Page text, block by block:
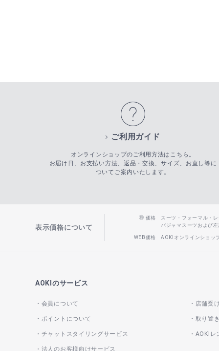
ご利用ガイド
オンラインショップのご利用方法はこちら。
お届け日、お支払い方法、返品・交換、サイズ、お直し等に
ついてご案内いたします。
表示価格について
価格
スーツ・フォーマル・
パジャマスーツおよび
WEB価格 AOKIオンラインショッ
AOKIのサービス
会員について
ポイントについて
チャットスタイリングサービス
店舗受
取り置
AOKIレ
法人のお客様向けサービス